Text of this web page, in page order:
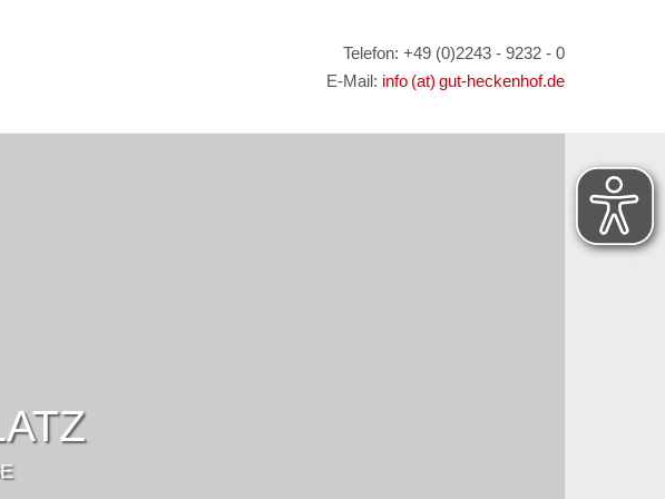
Telefon: +49 (0)2243 - 9232 - 0
E-Mail: info (at) gut-heckenhof.de